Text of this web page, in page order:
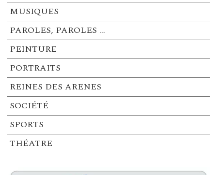
MUSIQUES
PAROLES, PAROLES …
PEINTURE
PORTRAITS
REINES DES ARENES
SOCIÉTÉ
SPORTS
THÉATRE